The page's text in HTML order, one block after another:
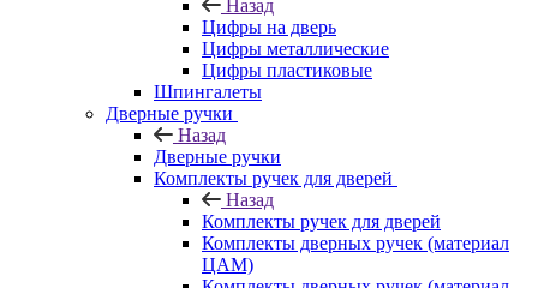
Назад
Цифры на дверь
Цифры металлические
Цифры пластиковые
Шпингалеты
Дверные ручки
Назад
Дверные ручки
Комплекты ручек для дверей
Назад
Комплекты ручек для дверей
Комплекты дверных ручек (материал
ЦАМ)